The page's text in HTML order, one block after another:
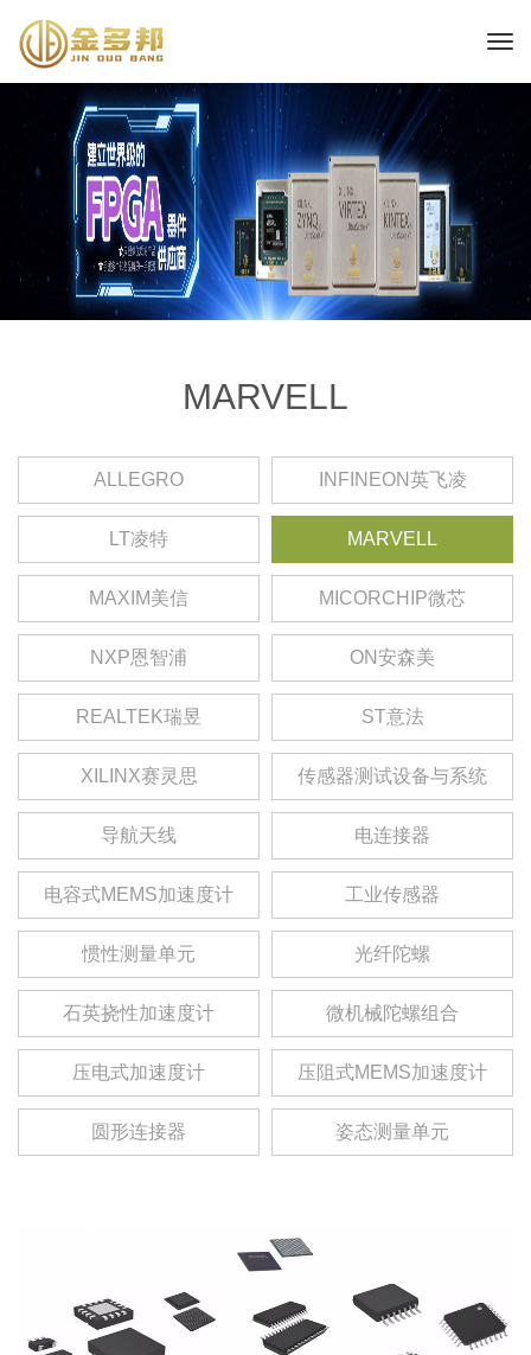
MARVELL
ALLEGRO INFINEON英飞凌
LT凌特 MARVELL
MAXIM美信 MICORCHIP微芯
NXP恩智浦 ON安森美
REALTEK瑞昱 ST意法
XILINX赛灵思 传感器测试设备与系统
导航天线 电连接器
电容式MEMS加速度计 工业传感器
惯性测量单元 光纤陀螺
石英挠性加速度计 微机械陀螺组合
压电式加速度计 压阻式MEMS加速度计
圆形连接器 姿态测量单元